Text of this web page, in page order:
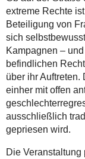
extreme Rechte
Beteiligung von
sich
Kampagnen –
befindlichen
über ihr Auftreten.
einher mit offen
ausschließlich
gepriesen wird.
Die